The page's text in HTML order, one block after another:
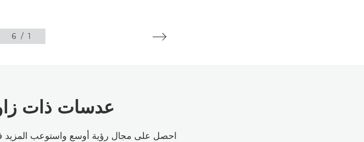
1
/
6
عدسات ذات
احصل على مجال رؤية أوسع واستوعب المزيد